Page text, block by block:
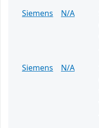
Siemens
N/A
Siemens
N/A